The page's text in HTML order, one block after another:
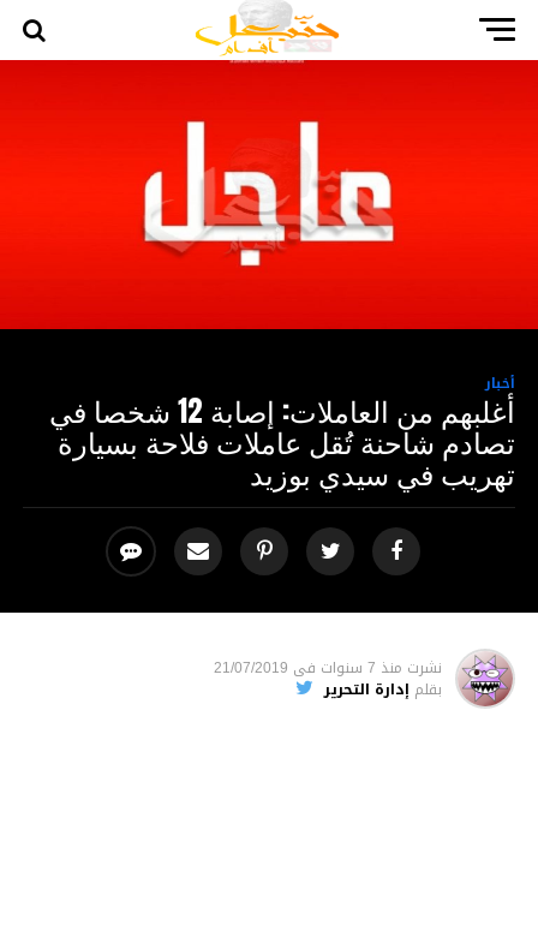
أخبار
أغلبهم من العاملات: إصابة 12 شخصا في
تصادم شاحنة تُقل عاملات فلاحة بسيارة
تهريب في سيدي بوزيد
نشرت منذ 7 سنوات فى 21/07/2019
بقلم إدارة التحرير